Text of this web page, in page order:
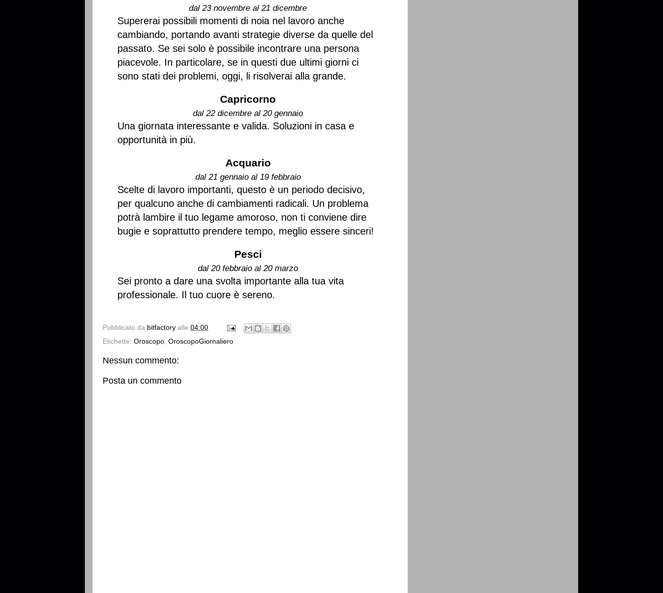
dal 23 novembre al 21 dicembre
Supererai possibili momenti di noia nel lavoro anche
cambiando, portando avanti strategie diverse da quelle del
passato. Se sei solo è possibile incontrare una persona
piacevole. In particolare, se in questi due ultimi giorni ci
sono stati dei problemi, oggi, li risolverai alla grande.
Capricorno
dal 22 dicembre al 20 gennaio
Una giornata interessante e valida. Soluzioni in casa e
opportunità in più.
Acquario
dal 21 gennaio al 19 febbraio
Scelte di lavoro importanti, questo è un periodo decisivo,
per qualcuno anche di cambiamenti radicali. Un problema
potrà lambire il tuo legame amoroso, non ti conviene dire
bugie e soprattutto prendere tempo, meglio essere sinceri!
Pesci
dal 20 febbraio al 20 marzo
Sei pronto a dare una svolta importante alla tua vita
professionale. Il tuo cuore è sereno.
Pubblicato da bitfactory alle 04:00
Etichette: Oroscopo OroscopoGiornaliero
Nessun commento:
Posta un commento